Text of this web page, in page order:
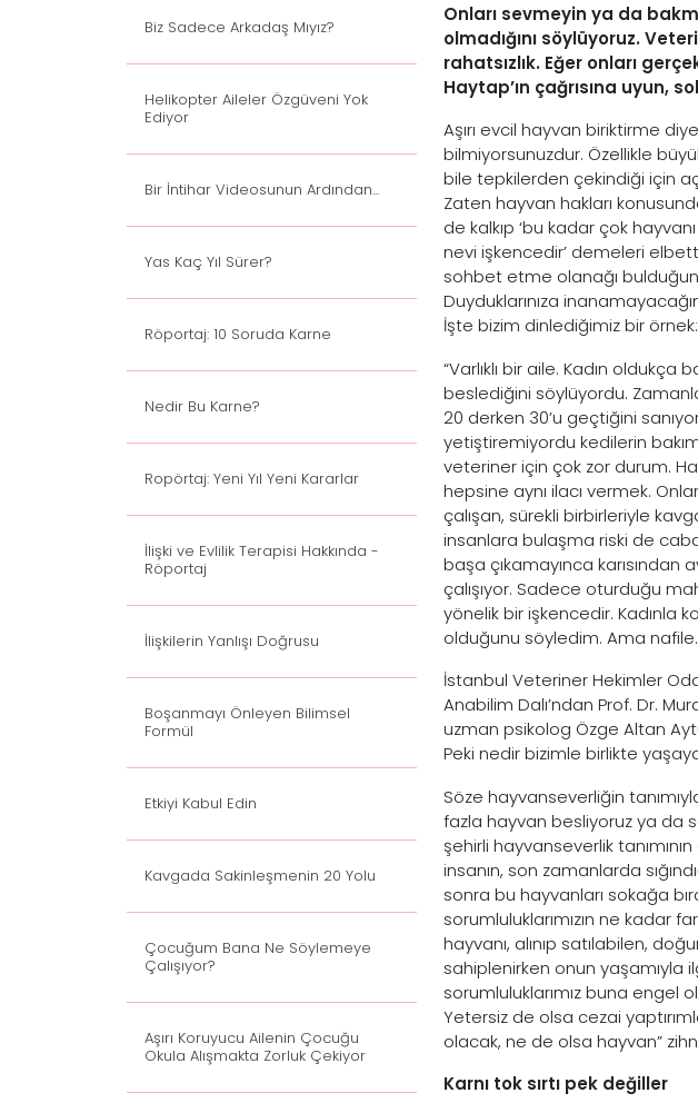
Biz Sadece Arkadaş Mıyız?
Helikopter Aileler Özgüveni Yok
Ediyor
Bir İntihar Videosunun Ardından...
Yas Kaç Yıl Sürer?
Röportaj: 10 Soruda Karne
Nedir Bu Karne?
Ropörtaj: Yeni Yıl Yeni Kararlar
İlişki ve Evlilik Terapisi Hakkında -
Röportaj
İlişkilerin Yanlışı Doğrusu
Boşanmayı Önleyen Bilimsel
Formül
Etkiyi Kabul Edin
Kavgada Sakinleşmenin 20 Yolu
Çocuğum Bana Ne Söylemeye
Çalışıyor?
Aşırı Koruyucu Ailenin Çocuğu
Okula Alışmakta Zorluk Çekiyor
Onları sevmeyin ya da
olmadığını söylüyoruz.
rahatsızlık. Eğer onları
Haytap’ın çağrısına uyun,
Aşırı evcil hayvan biriktirme
bilmiyorsunuzdur. Özellikle
bile tepkilerden çekindiği için
Zaten hayvan hakları
de kalkıp ‘bu kadar çok
nevi işkencedir’ demeleri
sohbet etme olanağı
Duyduklarınıza
İşte bizim dinlediğimiz bir örnek:
“Varlıklı bir aile. Kadın oldukça
beslediğini söylüyordu.
20 derken 30’u geçtiğini
yetiştiremiyordu kedilerin
veteriner için çok zor durum.
hepsine aynı ilacı vermek.
çalışan, sürekli birbirleriyle
insanlara bulaşma riski de
başa çıkamayınca
çalışıyor. Sadece oturduğu
yönelik bir işkencedir. Kadınla
olduğunu söyledim. Ama nafile.
İstanbul Veteriner Hekimler
Anabilim Dalı’ndan Prof. Dr.
uzman psikolog Özge Altan
Peki nedir bizimle birlikte
Söze hayvanseverliğin
fazla hayvan besliyoruz ya da
şehirli hayvanseverlik
insanın, son zamanlarda
sonra bu hayvanları sokağa
sorumluluklarımızın ne kadar
hayvanı, alınıp satılabilen,
sahiplenirken onun yaşamıyla
sorumluluklarımız buna engel
Yetersiz de olsa cezai
olacak, ne de olsa hayvan”
Karnı tok sırtı pek değiller